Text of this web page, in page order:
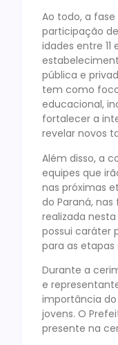
Ao todo, a
participação
idades entre 11
pública e
tem como
educacional,
fortalecer a
revelar novos
Além disso, a
equipes que
nas próximas
do Paraná,
realizada
possui caráter
para as etapas
Durante a
e
importância
jovens. O
presente na